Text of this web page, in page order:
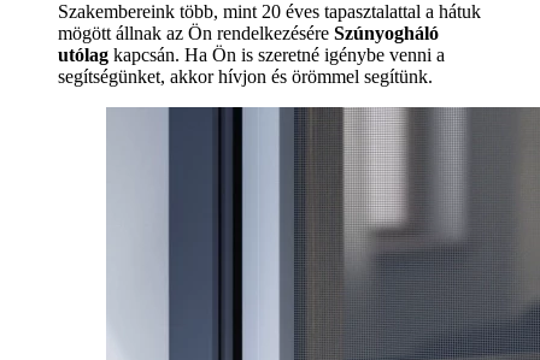
Szakembereink több, mint 20 éves tapasztalattal a hátuk
mögött állnak az Ön rendelkezésére Szúnyogháló
utólag kapcsán. Ha Ön is szeretné igénybe venni a
segítségünket, akkor hívjon és örömmel segítünk.